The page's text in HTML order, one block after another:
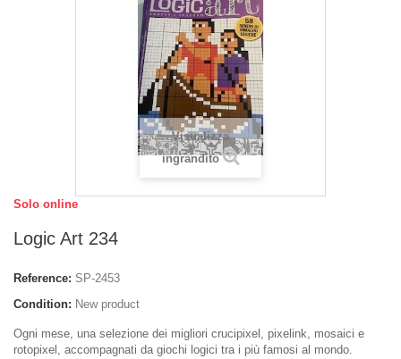
Visualizza
ingrandito
Solo online
Logic Art 234
Reference: SP-2453
Condition: New product
Ogni mese, una selezione dei migliori crucipixel, pixelink, mosaici e
rotopixel, accompagnati da giochi logici tra i più famosi al mondo.